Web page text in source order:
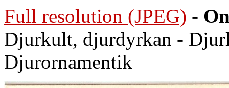
Full resolution (JPEG) -
Djurkult, djurdyrkan -
Djurornamentik